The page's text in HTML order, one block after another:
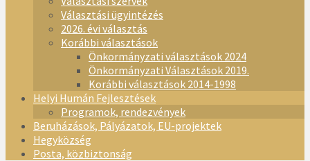
Választási ügyintézés
2026. évi választás
Korábbi választások
Önkormányzati választások 2024
Önkormányzati Választások 2019.
Korábbi választások 2014-1998
Helyi Humán Fejlesztések
Programok, rendezvények
Beruházások, Pályázatok, EU-projektek
Hegyközség
Posta, közbiztonság